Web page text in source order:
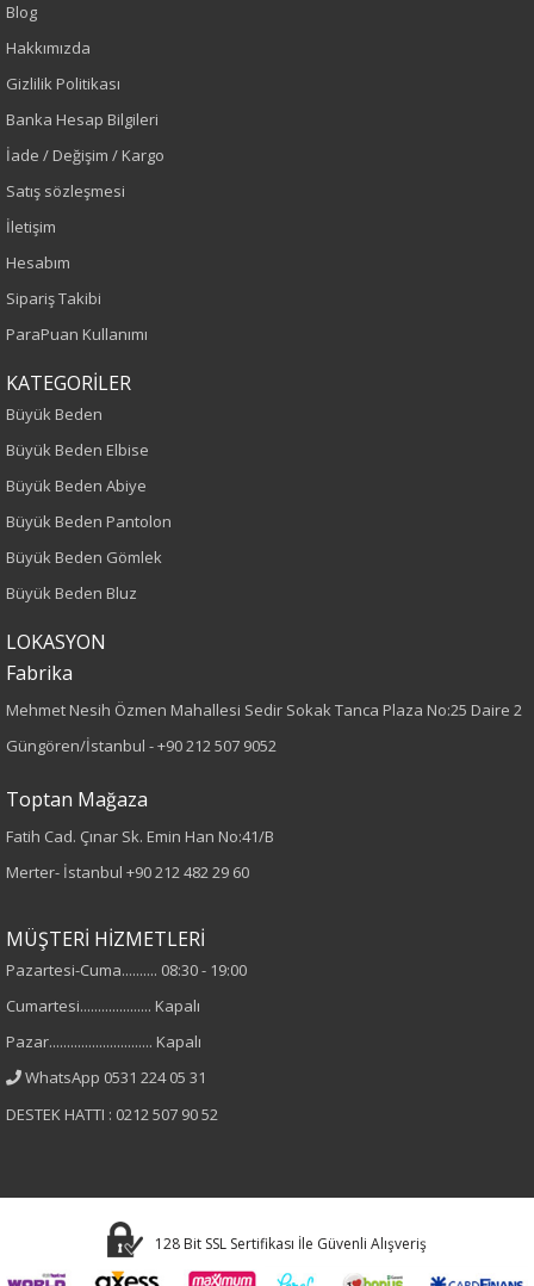
Sezon
Yaş Grubu
Kalıp
Boy
Kumaş Tipi
Desen
Kumaş
%95 Pamuk
%5 Elastan
Yaka Tipi
Bisiklet Yaka
Kadın
Blog
Hakkımızda
Gizlilik Politikası
Banka Hesap Bilgileri
İade / Değişim / Kargo
Satış sözleşmesi
İletişim
Hesabım
Sipariş Takibi
ParaPuan Kullanımı
KATEGORİLER
Büyük Beden
Büyük Beden Elbise
Büyük Beden Abiye
Büyük Beden Pantolon
Büyük Beden Gömlek
Büyük Beden Bluz
LOKASYON
Fabrika
Mehmet Nesih Özmen Mahallesi Sedir Sokak Tanca Plaza No:25 Daire 2
Güngören/İstanbul -+90 212 507 9052
Toptan Mağaza
Fatih Cad. Çınar Sk. Emin Han No:41/B
Merter- İstanbul +90 212 482 29 60
MÜŞTERİ HİZMETLERİ
Pazartesi-Cuma.......... 08:30 - 19:00
Cumartesi.................... Kapalı
Pazar............................. Kapalı
WhatsApp 0531 224 05 31
DESTEK HATTI : 0212 507 90 52
128 Bit SSL Sertifikası İle Güvenli Alışveriş